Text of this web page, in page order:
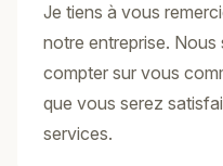
Je tiens à vous
notre entreprise.
compter sur vous
que vous serez
services.